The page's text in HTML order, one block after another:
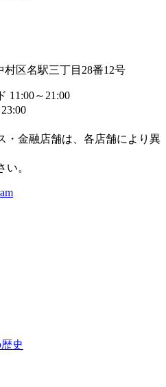
区名駅三丁目28番12号
11:00～21:00
金融店舗は、各店舗により異
。
史